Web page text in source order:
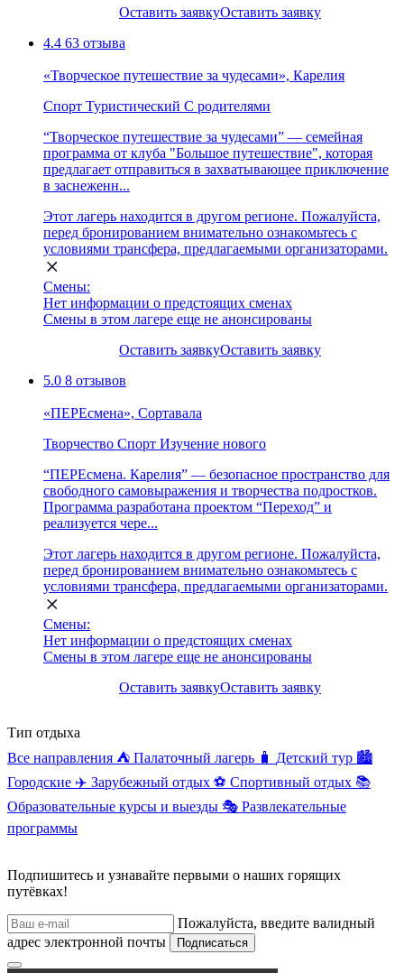
Оставить заявкуОставить заявку
4.4 63 отзыва
«Творческое путешествие за чудесами», Карелия
Спорт Туристический С родителями
“Творческое путешествие за чудесами” — семейная
программа от клуба "Большое путешествие", которая
предлагает отправиться в захватывающее приключение
в заснеженн...
Этот лагерь находится в другом регионе. Пожалуйста,
перед бронированием внимательно ознакомьтесь с
условиями трансфера, предлагаемыми организаторами.
Смены:
Нет информации о предстоящих сменах
Смены в этом лагере еще не анонсированы
Оставить заявкуОставить заявку
5.0 8 отзывов
«ПЕРЕсмена», Сортавала
Творчество Спорт Изучение нового
“ПЕРЕсмена. Карелия” — безопасное пространство для
свободного самовыражения и творчества подростков.
Программа разработана проектом “Переход” и
реализуется чере...
Этот лагерь находится в другом регионе. Пожалуйста,
перед бронированием внимательно ознакомьтесь с
условиями трансфера, предлагаемыми организаторами.
Смены:
Нет информации о предстоящих сменах
Смены в этом лагере еще не анонсированы
Оставить заявкуОставить заявку
Тип отдыха
Все направления ⛺ Палаточный лагерь 🧳 Детский тур 🏙️
Городские ✈️ Зарубежный отдых ⚽ Спортивный отдых 📚
Образовательные курсы и выезды 🎭 Развлекательные
программы
Подпишитесь и узнавайте первыми о наших горящих
путёвках!
Пожалуйста, введите валидный
адрес электронной почты
Подписаться